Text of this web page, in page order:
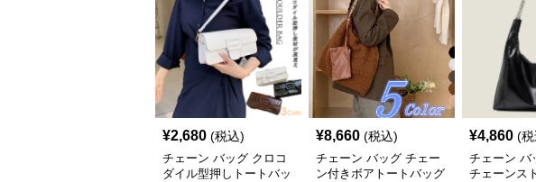
¥2,680 (税込)
チェーン バッグ クロコ
ダイル型押しトートバッ
¥8,660 (税込)
チェーン バッグ チェー
ン付きボアトートバッグ
¥4,860 (
チェーン バ
チェーンス